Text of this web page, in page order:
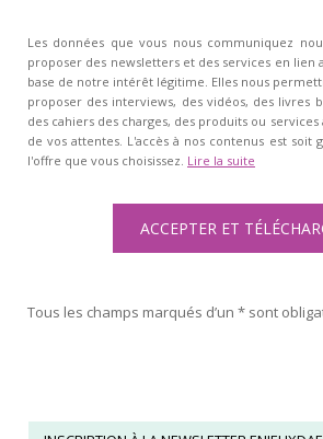
Les données que vous nous communiquez
proposer des newsletters et des services en lien
base de notre intérêt légitime. Elles nous
proposer des interviews, des vidéos, des livres
des cahiers des charges, des produits ou
de vos attentes. L'accès à nos contenus est soit
l'offre que vous choisissez. Lire la suite
Tous les champs marqués d’un * sont